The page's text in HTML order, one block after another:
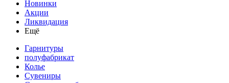
Новинки
Акции
Ликвидация
Ещё
Гарнитуры
полуфабрикат
Колье
Сувениры